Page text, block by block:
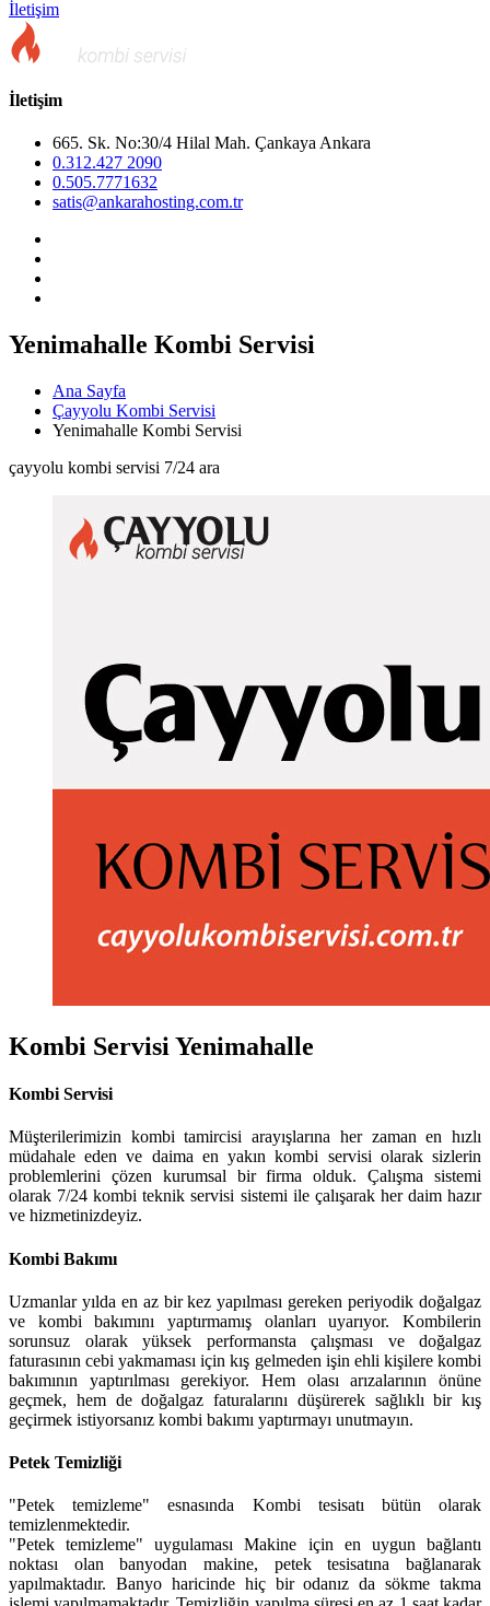
İletişim
İletişim
665. Sk. No:30/4 Hilal Mah. Çankaya Ankara
0.312.427 2090
0.505.7771632
satis@ankarahosting.com.tr
Yenimahalle Kombi Servisi
Ana Sayfa
Çayyolu Kombi Servisi
Yenimahalle Kombi Servisi
çayyolu kombi servisi 7/24 ara
Kombi Servisi Yenimahalle
Kombi Servisi
Müşterilerimizin kombi tamircisi arayışlarına her zaman en hızlı
müdahale eden ve daima en yakın kombi servisi olarak sizlerin
problemlerini çözen kurumsal bir firma olduk. Çalışma sistemi
olarak 7/24 kombi teknik servisi sistemi ile çalışarak her daim hazır
ve hizmetinizdeyiz.
Kombi Bakımı
Uzmanlar yılda en az bir kez yapılması gereken periyodik doğalgaz
ve kombi bakımını yaptırmamış olanları uyarıyor. Kombilerin
sorunsuz olarak yüksek performansta çalışması ve doğalgaz
faturasının cebi yakmaması için kış gelmeden işin ehli kişilere kombi
bakımının yaptırılması gerekiyor. Hem olası arızalarının önüne
geçmek, hem de doğalgaz faturalarını düşürerek sağlıklı bir kış
geçirmek istiyorsanız kombi bakımı yaptırmayı unutmayın.
Petek Temizliği
"Petek temizleme" esnasında Kombi tesisatı bütün olarak
temizlenmektedir.
"Petek temizleme" uygulaması Makine için en uygun bağlantı
noktası olan banyodan makine, petek tesisatına bağlanarak
yapılmaktadır. Banyo haricinde hiç bir odanız da sökme takma